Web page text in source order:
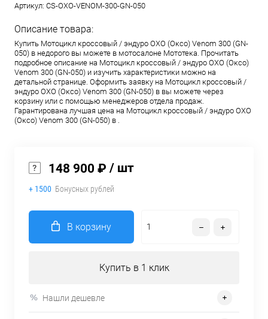
Артикул: CS-OXO-VENOM-300-GN-050
Описание товара:
Купить Мотоцикл кроссовый / эндуро OXO (Оксо) Venom 300 (GN-
050) в недорого вы можете в мотосалоне Мототека. Прочитать
подробное описание на Мотоцикл кроссовый / эндуро OXO (Оксо)
Venom 300 (GN-050) и изучить характеристики можно на
детальной странице. Оформить заявку на Мотоцикл кроссовый /
эндуро OXO (Оксо) Venom 300 (GN-050) в вы можете через
корзину или с помощью менеджеров отдела продаж.
Гарантирована лучшая цена на Мотоцикл кроссовый / эндуро OXO
(Оксо) Venom 300 (GN-050) в .
148 900 ₽ / шт
+ 1500 Бонусных рублей
В корзину
Купить в 1 клик
Нашли дешевле